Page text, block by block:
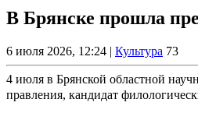
В Брянске прошла
6 июля 2026, 12:24 | Культура 73
4 июля в Брянской областной
правления, кандидат